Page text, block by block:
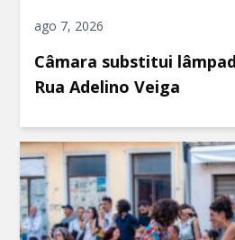
ago 7, 2026
Câmara substitui
Rua Adelino Veiga